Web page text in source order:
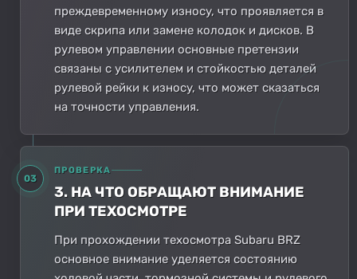
преждевременному износу, что проявляется в
виде скрипа или замене колодок и дисков. В
рулевом управлении основные претензии
связаны с усилителем и стойкостью деталей
рулевой рейки к износу, что может сказаться
на точности управления.
03
ПРОВЕРКА
3. НА ЧТО ОБРАЩАЮТ ВНИМАНИЕ
ПРИ ТЕХОСМОТРЕ
При прохождении техосмотра Subaru BRZ
основное внимание уделяется состоянию